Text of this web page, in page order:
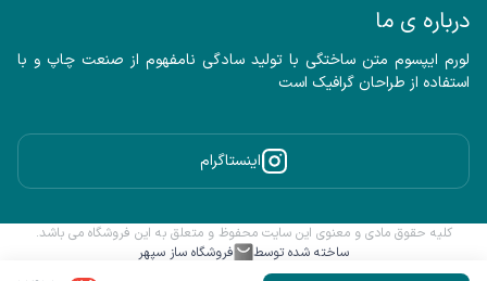
درباره ی ما
استفاده از طراحان گرافیک است
اینستاگرام
کلیه حقوق مادی و معنوی این سایت محفوظ و متعلق به این فروشگاه می باشد.
ساخته شده توسط
فروشگاه ساز سپهر